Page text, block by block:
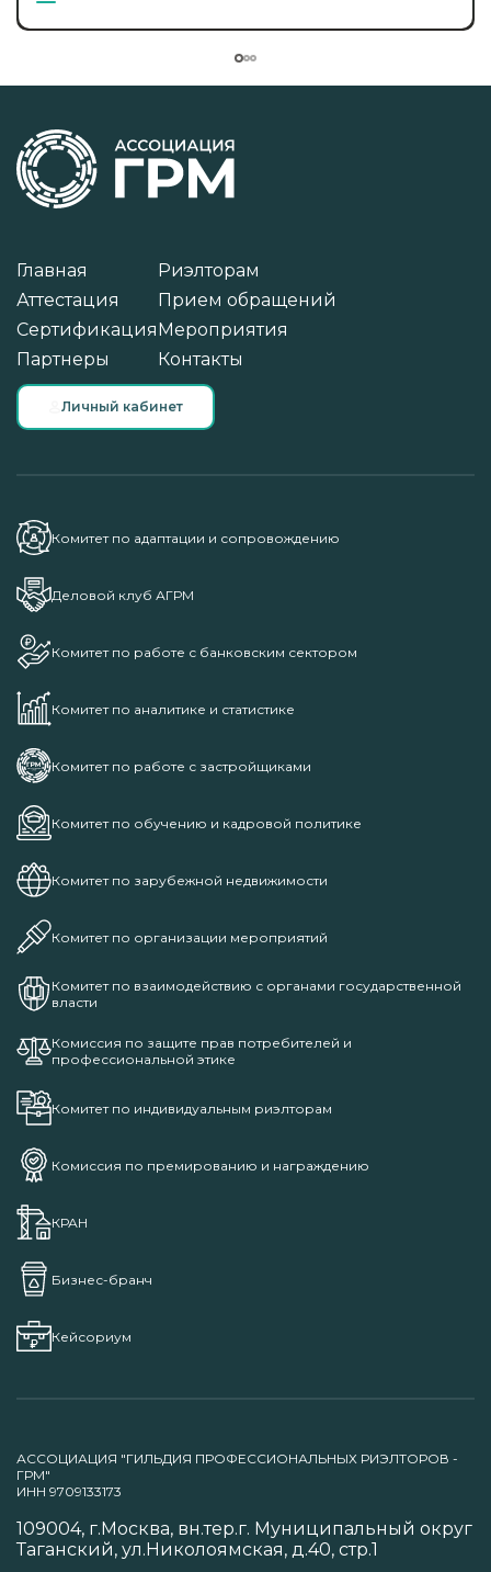
Главная
Аттестация
Сертификация
Партнеры
Риэлторам
Прием обращений
Мероприятия
Контакты
Личный кабинет
Комитет по адаптации и сопровождению
Деловой клуб АГРМ
Комитет по работе с банковским сектором
Комитет по аналитике и статистике
Комитет по работе с застройщиками
Комитет по обучению и кадровой политике
Комитет по зарубежной недвижимости
Комитет по организации мероприятий
Комитет по взаимодействию с органами государственной
власти
Комиссия по защите прав потребителей и
профессиональной этике
Комитет по индивидуальным риэлторам
Комиссия по премированию и награждению
КРАН
Бизнес-бранч
Кейсориум
АССОЦИАЦИЯ "ГИЛЬДИЯ ПРОФЕССИОНАЛЬНЫХ РИЭЛТОРОВ -
ГРМ"
ИНН 9709133173
109004, г.Москва, вн.тер.г. Муниципальный округ
Таганский, ул.Николоямская, д.40, стр.1